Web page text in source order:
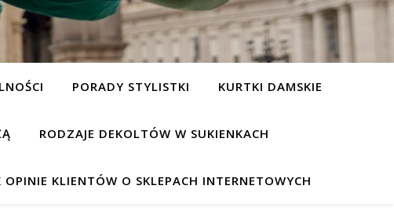
PORADY STYLISTKI KURTKI DAMSKIE
RODZAJE DEKOLTÓW W SUKIENKACH
OPINIE KLIENTÓW O SKLEPACH INTERNETOWYCH